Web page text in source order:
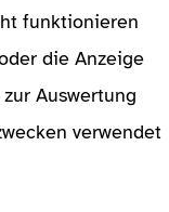
funktionieren
die Anzeige
Auswertung
verwendet